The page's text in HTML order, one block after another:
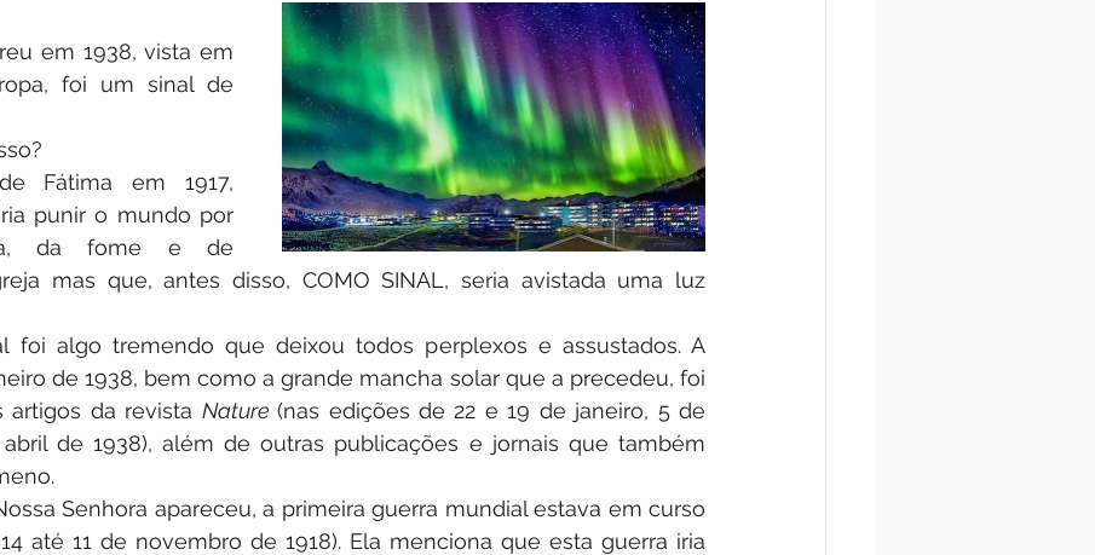
em 1938, vista em
foi um sinal de
Fátima em 1917,
punir o mundo por
da fome e de
mas que, antes disso, COMO SINAL, seria avistada uma luz
foi algo tremendo que deixou todos perplexos e assustados. A
de 1938, bem como a grande mancha solar que a precedeu, foi
artigos da revista Nature (nas edições de 22 e 19 de janeiro, 5 de
de 1938), além de outras publicações e jornais que também
Senhora apareceu, a primeira guerra mundial estava em curso
até 11 de novembro de 1918). Ela menciona que esta guerra iria